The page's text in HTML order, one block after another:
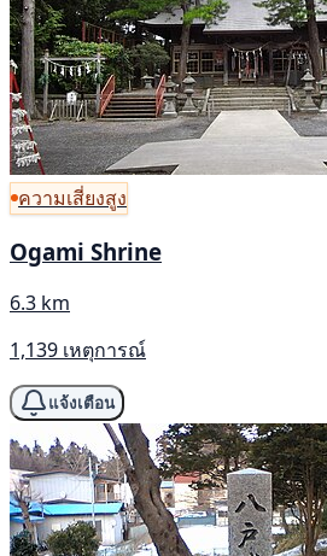
ความเสี่ยงสูง
Ogami Shrine
6.3 km
1,139 เหตุการณ์
แจ้งเตือน